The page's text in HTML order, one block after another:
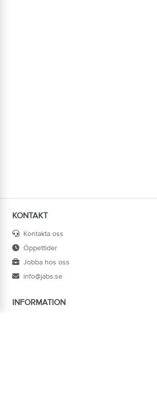
KONTAKT
Kontakta oss
Öppettider
Jobba hos oss
info@jabs.se
INFORMATION